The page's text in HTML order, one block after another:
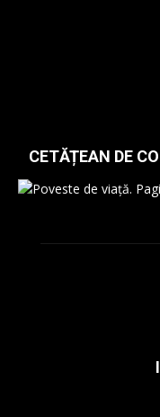
CETĂȚEAN DE